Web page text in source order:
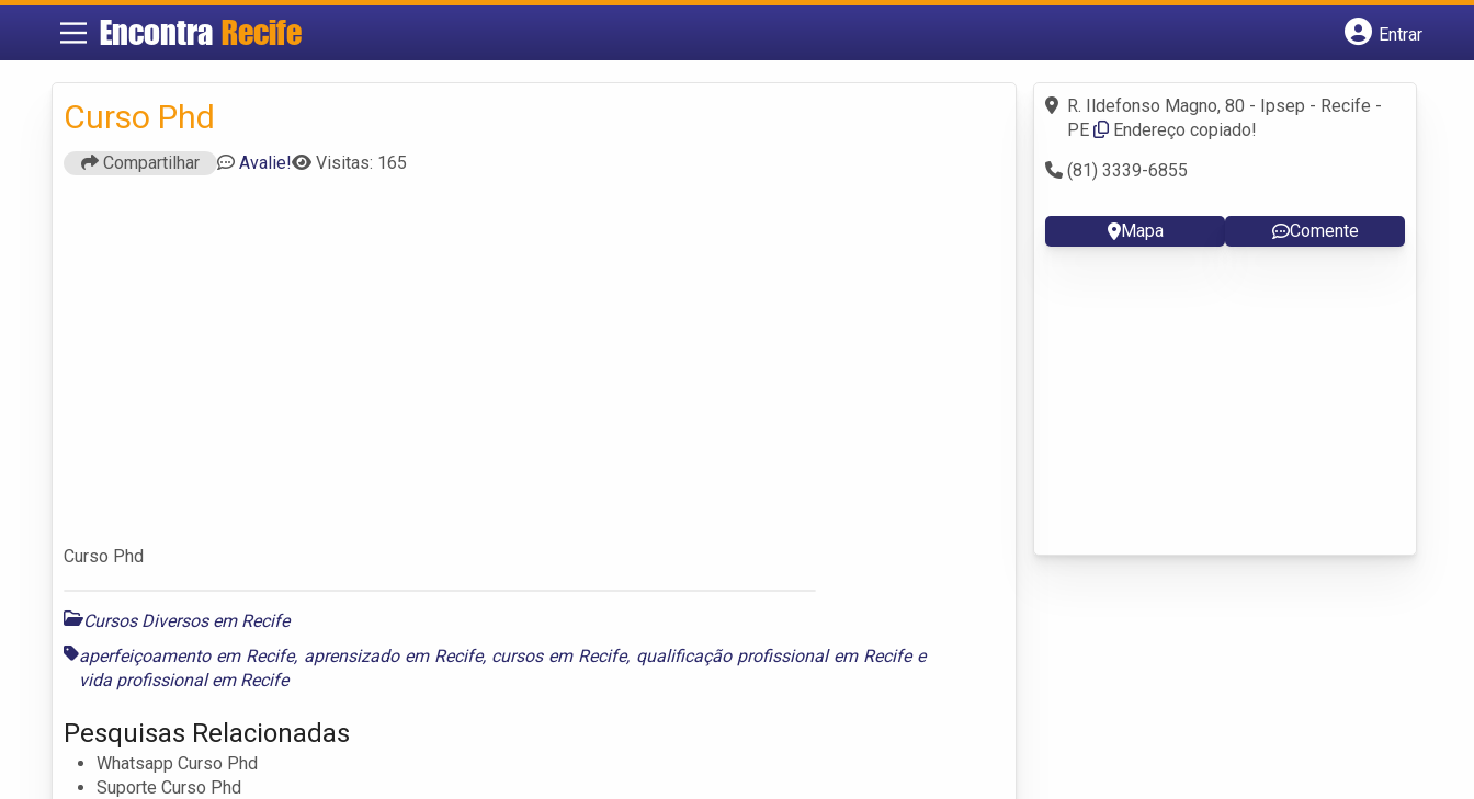
Encontra Recife
Entrar
Fazer login
Criar conta
Curso Phd
Compartilhar Avalie! Visitas: 165
Curso Phd
Cursos Diversos em Recife
aperfeiçoamento em Recife, aprensizado em Recife, cursos em Recife, qualificação profissional em Recifee
vida profissional em Recife
Pesquisas Relacionadas
Whatsapp Curso Phd
Suporte Curso Phd
R. Ildefonso Magno, 80 - Ipsep - Recife -
PE
Endereço copiado!
(81) 3339-6855
Mapa Comente